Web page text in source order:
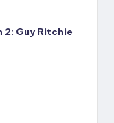
2: Guy Ritchie